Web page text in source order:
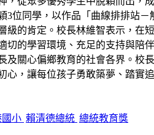
3位同學，以作品「曲線排排站
級的肯定。校長林維智表示，在
切的學習環境、充足的支持與陪
及關心偏鄉教育的社會各界。校
心，讓每位孩子勇敢築夢、踏實
國小 賴清德總統 總統教育獎